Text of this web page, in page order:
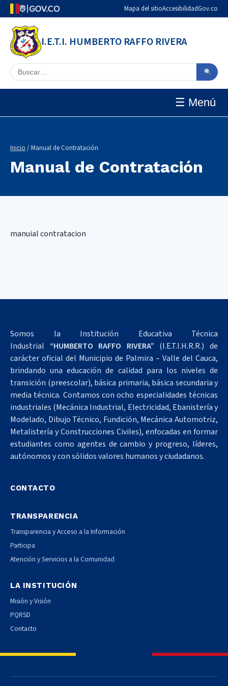
Mapa del sitioAccesibilidadGov.co
I.E.T.I. HUMBERTO RAFFO RIVERA
Buscar en el sitio
☰ Menú
Inicio / Manual de Contratación
Manual de Contratación
manuial contratacion
Somos la Institución Educativa Técnica
Industrial “HUMBERTO RAFFO RIVERA” (I.E.T.I.H.R.R.) de
carácter oficial del Municipio de Palmira – Valle del Cauca,
brindando una educación de calidad para los niveles de
transición (preescolar), básica primaria, básica secundaria y
media técnica. Contamos con ocho especialidades técnicas
industriales (Mecánica Industrial, Electricidad, Ebanistería y
Modelado, Dibujo Técnico, Fundición, Mecánica Automotriz,
Metalistería y Construcciones Civiles), enfocadas en formar
estudiantes como agentes de cambio y progreso, líderes,
autónomos y con sólidos valores humanos y ciudadanos.
CONTACTO
TRANSPARENCIA
Transparencia y Acceso a la Información
Participa
Atención y Servicios a la Comunidad
LA INSTITUCIÓN
Misión y Visión
PQRSD
Contacto